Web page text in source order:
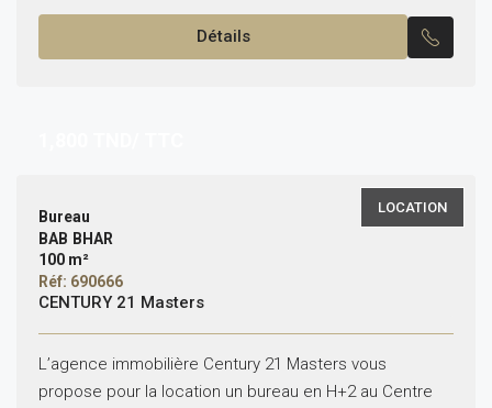
louer l’immeuble entier ou Par Etage . – Emplacement...
Détails
LOCATION
Bureau
BAB BHAR
100 m²
Réf: 690666
CENTURY 21 Masters
L’agence immobilière Century 21 Masters vous
propose pour la location un bureau en H+2 au Centre